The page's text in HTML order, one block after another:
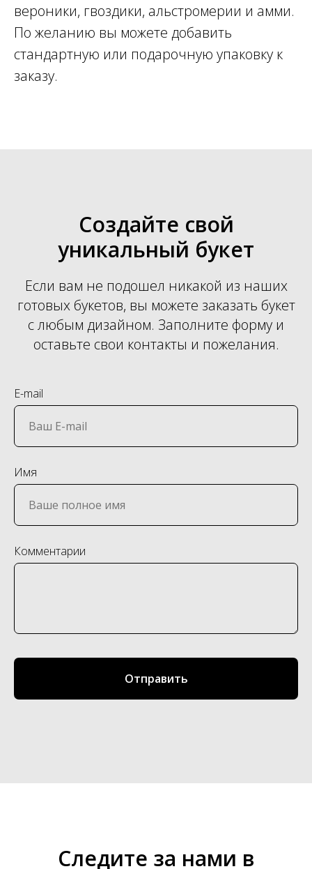
вероники, гвоздики, альстромерии и амми.
По желанию вы можете добавить
стандартную или подарочную упаковку к
заказу.
Создайте свой
уникальный букет
Если вам не подошел никакой из наших
готовых букетов, вы можете заказать букет
с любым дизайном. Заполните форму и
оставьте свои контакты и пожелания.
E-mail
Имя
Комментарии
Отправить
Следите за нами в